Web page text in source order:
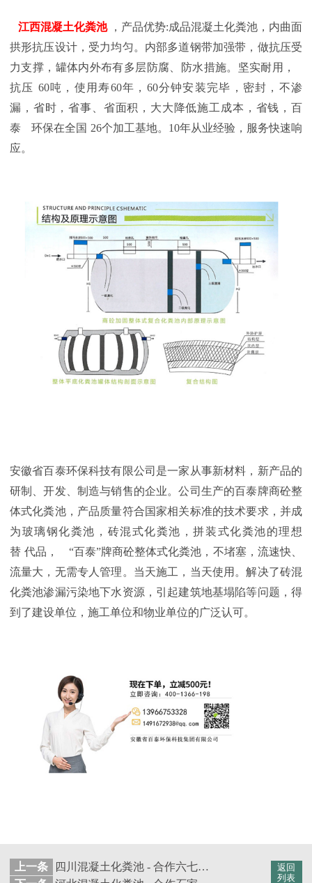
江西混凝土化粪池 ， 产品优势:成品混凝土化粪池，内曲面
拱形抗压设计，受力均匀。内部多道钢带加强带，做抗压受
力支撑，罐体内外布有多层防腐、防水措施。坚实耐用，
抗压 60吨， 使用寿60年，60分钟安装完毕，密封，不渗
漏，省时，省事、省面积，大大降低施工成本，省钱，百
泰
环保在全国 26个加工基地。10年从业经验，服务快速响
应。
安徽省百泰环保科技有限公司是一家从事新材料，新产品的
研制、开发、制造与销售的企业。公司生产的百泰牌商砼整
体式化粪池，产品质量符合国家相关标准的技术要求，并成
为玻璃钢化粪池，砖混式化粪池，拼装式化粪池的理想
替 代品，
“百泰”牌商砼整体式化粪池，不堵塞，流速快、
流量大，无需专人管理。当天施工，当天使用。解决了砖混
化粪池渗漏污染地下水资源，引起建筑地基塌陷等问题，得
到了建设单位，施工单位和物业单位的广泛认可。
返回
列表
上一条
四川混凝土化粪池 - 合作六七六工厂成都办事处 ​【百泰集团】